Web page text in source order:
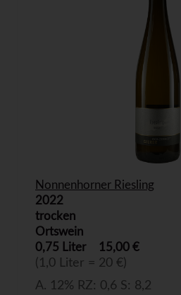
Nonnenhorner Riesling
2022
trocken
Ortswein
0,75 Liter
15,00 €
(1,0 Liter = 20 €)
A. 12% RZ: 0,6 S: 8,2